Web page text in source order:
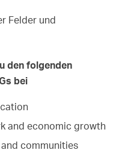
Felder und
den folgenden
bei
and economic growth
communities